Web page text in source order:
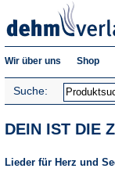
Wir über uns Shop
Suche:
DEIN IST DIE
Lieder für Herz und